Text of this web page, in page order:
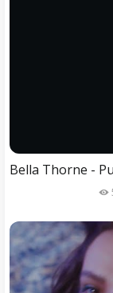
Bella Thorne -